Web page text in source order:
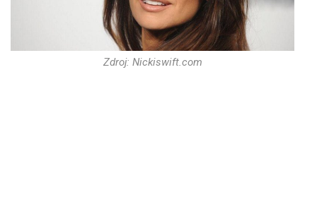
Zdroj: Nickiswift.com